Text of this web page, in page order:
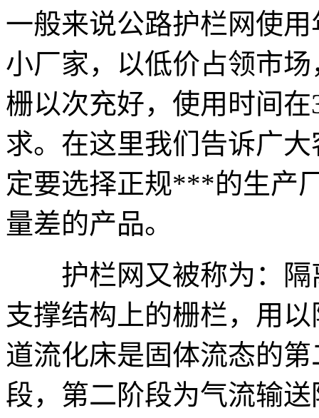
一般来说公路护栏网使
小厂家，以低价占领市
栅以次充好，使用时间
求。在这里我们告诉广
定要选择正规***的生产
量差的产品。
护栏网又被称为：隔
支撑结构上的栅栏，用
道流化床是固体流态的
段，第二阶段为气流输